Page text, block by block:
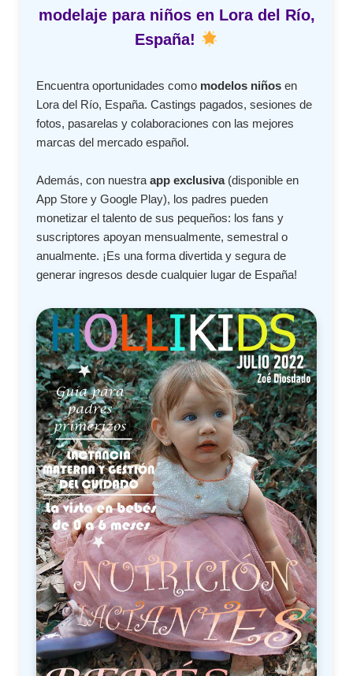
modelaje para niños en Lora del Río,
España!
Encuentra oportunidades como modelos niños en
Lora del Río, España. Castings pagados, sesiones de
fotos, pasarelas y colaboraciones con las mejores
marcas del mercado español.
Además, con nuestraapp exclusiva(disponible en
App Store y Google Play), los padres pueden
monetizar el talento de sus pequeños: los fans y
suscriptores apoyan mensualmente, semestral o
anualmente. ¡Es una forma divertida y segura de
generar ingresos desde cualquier lugar de España!